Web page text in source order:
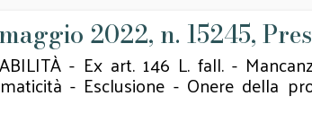
maggio 2022, n. 15245,
- Ex art. 146 L. fall. -
- Esclusione - Onere della